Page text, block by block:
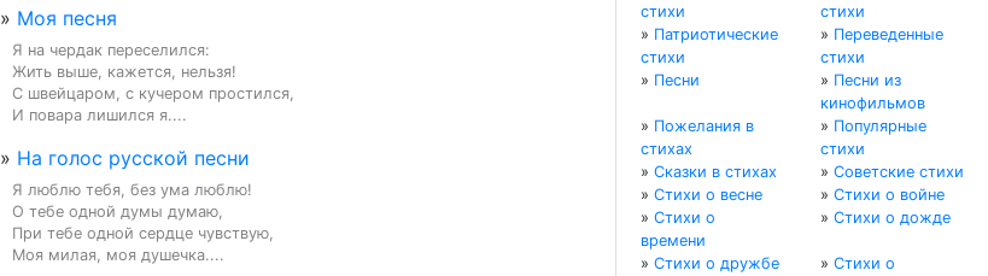
» Моя песня
Я на чердак переселился:
Жить выше, кажется, нельзя!
С швейцаром, с кучером простился,
И повара лишился я....
» На голос русской песни
Я люблю тебя, без ума люблю!
О тебе одной думы думаю,
При тебе одной сердце чувствую,
Моя милая, моя душечка....
стихи
стихи
» Патриотические
стихи
» Переведенные
стихи
» Песни » Песни из
кинофильмов
» Пожелания в
стихах
» Популярные
стихи
» Сказки в стихах » Советские стихи
» Стихи о весне » Стихи о войне
» Стихи о
времени
» Стихи о дожде
» Стихи о дружбе » Стихи о